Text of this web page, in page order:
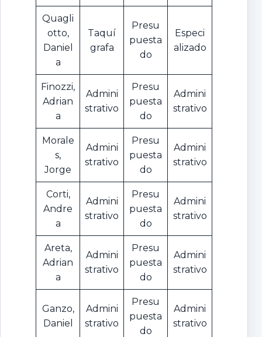
Quagli
otto,
Daniel
a
Taquí
grafa
Presu
puesta
do
Especi
alizado
Finozzi,
Adrian
a
Admini
strativo
Presu
puesta
do
Admini
strativo
Morale
s,
Jorge
Admini
strativo
Presu
puesta
do
Admini
strativo
Corti,
Andre
a
Admini
strativo
Presu
puesta
do
Admini
strativo
Areta,
Adrian
a
Admini
strativo
Presu
puesta
do
Admini
strativo
Ganzo,
Daniel
Admini
strativo
Presu
puesta
do
Admini
strativo